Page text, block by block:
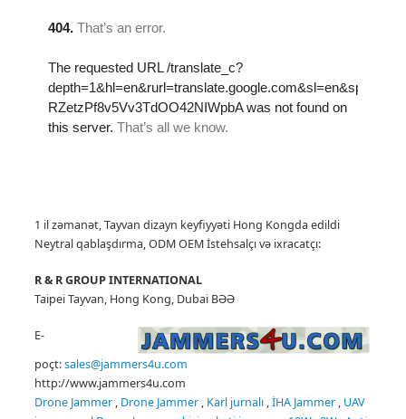
1 il zəmanət, Tayvan dizayn keyfiyyəti Hong Kongda edildi
Neytral qablaşdırma, ODM OEM İstehsalçıvə ixracatçı:
R & R GROUP INTERNATIONAL
Taipei Tayvan, Hong Kong, Dubai BƏƏ
E-
poçt:sales@jammers4u.com
http://www.jammers4u.com
Drone Jammer, Drone Jammer, Karl jurnalı,İHA Jammer, UAV